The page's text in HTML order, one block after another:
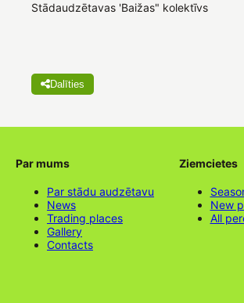
Stādaudzētavas 'Baižas" kolektīvs
Dalīties
Par mums
Par stādu audzētavu
News
Trading places
Gallery
Contacts
Ziemcietes
New
All